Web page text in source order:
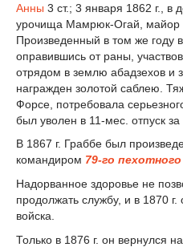
Анны 3 ст.; 3 января 1862 г., в
урочища Мамрюк-Огай, майор
Произведенный в том же году в
оправившись от раны,
отрядом в землю абадзехов и
награжден золотой саблею.
Форсе, потребовала
был уволен в 11-мес. отпуск за
В 1867 г. Граббе был
командиром 79-го
Надорванное здоровье не
продолжать службу, и в 1870
войска.
Только в 1876 г. он вернулся